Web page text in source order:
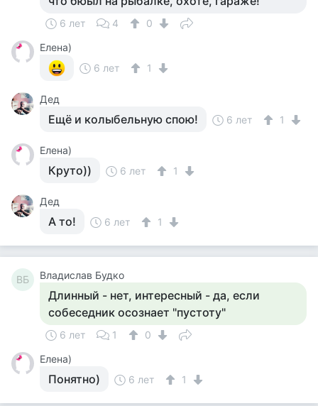
6 лет 4
0
Елена)
6 лет
1
Дед
Ещё и колыбельную спою! 6 лет 1
Елена)
Круто)) 6 лет 1
Дед
А то! 6 лет 1
ВБ Владислав Будко
Длинный - нет, интересный - да, если
собеседник осознает "пустоту"
6 лет 1
0
Елена)
Понятно) 6 лет 1